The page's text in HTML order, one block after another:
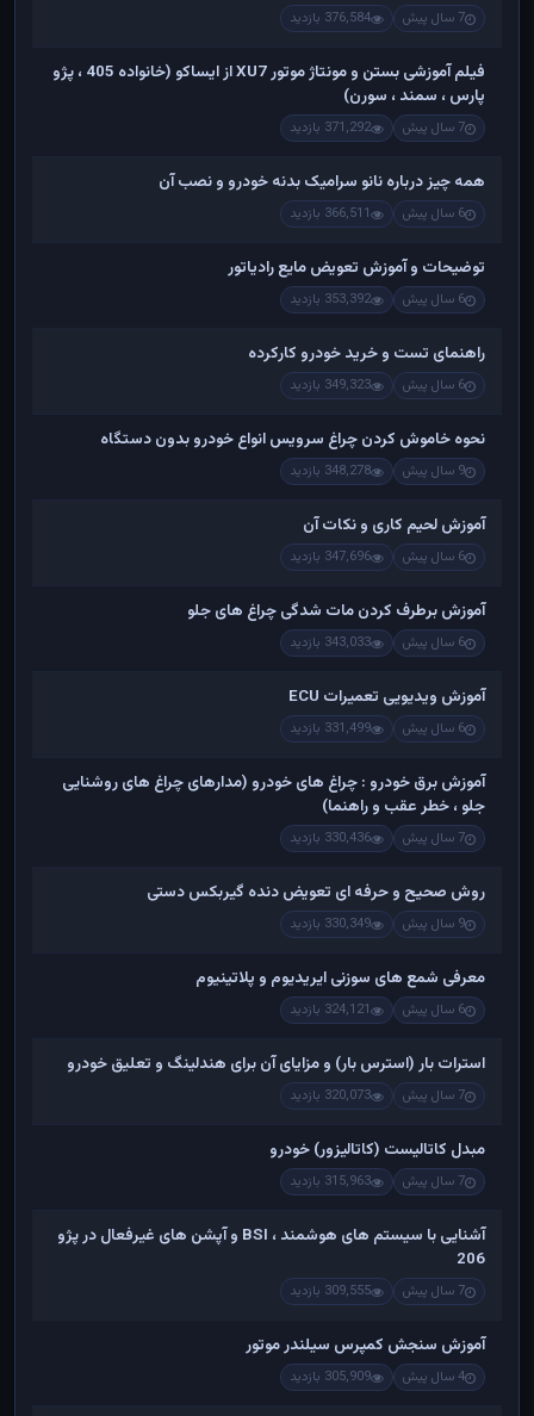
7 سال پیش 376,584 بازدید
فیلم آموزشی بستن و مونتاژ موتور XU7 از ایساکو (خانواده 405 ، پژو
پارس ، سمند ، سورن)
7 سال پیش 371,292 بازدید
همه چیز درباره نانو سرامیک بدنه خودرو و نصب آن
6 سال پیش 366,511 بازدید
توضیحات و آموزش تعویض مایع رادیاتور
6 سال پیش 353,392 بازدید
راهنمای تست و خريد خودرو کارکرده
6 سال پیش 349,323 بازدید
نحوه خاموش کردن چراغ سرویس انواع خودرو بدون دستگاه
9 سال پیش 348,278 بازدید
آموزش لحیم کاری و نکات آن
6 سال پیش 347,696 بازدید
آموزش برطرف کردن مات شدگی چراغ های جلو
6 سال پیش 343,033 بازدید
آموزش ویدیویی تعمیرات ECU
6 سال پیش 331,499 بازدید
آموزش برق خودرو : چراغ های خودرو (مدارهای چراغ های روشنایی
جلو ، خطر عقب و راهنما)
7 سال پیش 330,436 بازدید
روش صحیح و حرفه ای تعویض دنده گیربکس دستی
9 سال پیش 330,349 بازدید
معرفی شمع های سوزنی ایریدیوم و پلاتینیوم
6 سال پیش 324,121 بازدید
استرات بار (استرس بار) و مزایای آن برای هندلینگ و تعلیق خودرو
7 سال پیش 320,073 بازدید
مبدل کاتالیست (کاتالیزور) خودرو
7 سال پیش 315,963 بازدید
آشنایی با سیستم های هوشمند ، BSI و آپشن های غیرفعال در پژو
206
7 سال پیش 309,555 بازدید
آموزش سنجش کمپرس سیلندر موتور
4 سال پیش 305,909 بازدید